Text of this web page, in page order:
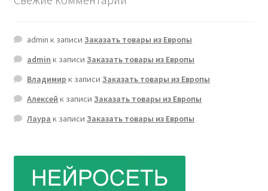
admin к записиЗаказать товары из Европы
admin к записиЗаказать товары из Европы
Владимир к записиЗаказать товары из Европы
Алексей к записиЗаказать товары из Европы
Лаура к записиЗаказать товары из Европы